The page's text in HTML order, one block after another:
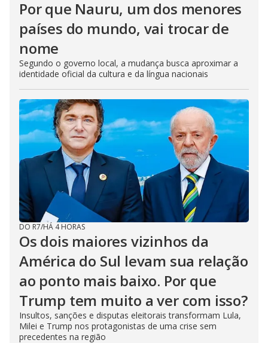
Por que Nauru, um dos menores
países do mundo, vai trocar de
nome
Segundo o governo local, a mudança busca aproximar a
identidade oficial da cultura e da língua nacionais
DO R7/HÁ 4 HORAS
Os dois maiores vizinhos da
América do Sul levam sua relação
ao ponto mais baixo. Por que
Trump tem muito a ver com isso?
Insultos, sanções e disputas eleitorais transformam Lula,
Milei e Trump nos protagonistas de uma crise sem
precedentes na região